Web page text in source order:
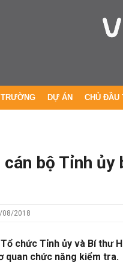
DỰ ÁN CHỦ ĐẦU
cán bộ Tỉnh ủy
08/2018
chức Tỉnh ủy và Bí thư
quan chức năng kiểm tra.